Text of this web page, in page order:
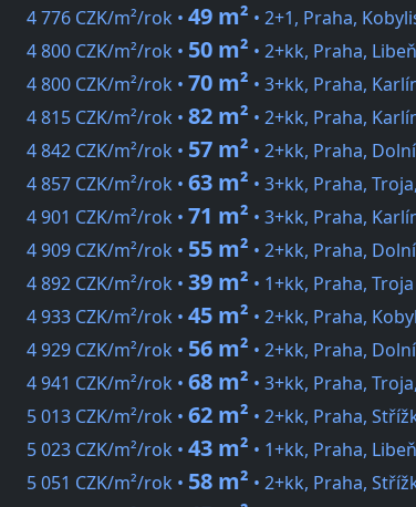
4 776 CZK/m²/rok • 49 m² • 2+1, Praha,
4 800 CZK/m²/rok • 50 m² • 2+kk, Praha,
4 800 CZK/m²/rok • 70 m² • 3+kk, Praha,
4 815 CZK/m²/rok • 82 m² • 2+kk, Praha,
4 842 CZK/m²/rok • 57 m² • 2+kk, Praha,
4 857 CZK/m²/rok • 63 m² • 3+kk, Praha,
4 901 CZK/m²/rok • 71 m² • 3+kk, Praha,
4 909 CZK/m²/rok • 55 m² • 2+kk, Praha,
4 892 CZK/m²/rok • 39 m² • 1+kk, Praha, Troja
4 933 CZK/m²/rok • 45 m² • 2+kk, Praha,
4 929 CZK/m²/rok • 56 m² • 2+kk, Praha,
4 941 CZK/m²/rok • 68 m² • 3+kk, Praha,
5 013 CZK/m²/rok • 62 m² • 2+kk, Praha,
5 023 CZK/m²/rok • 43 m² • 1+kk, Praha,
5 051 CZK/m²/rok • 58 m² • 2+kk, Praha,